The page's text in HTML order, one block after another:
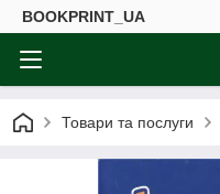
BOOKPRINT_UA
Товари та послуги